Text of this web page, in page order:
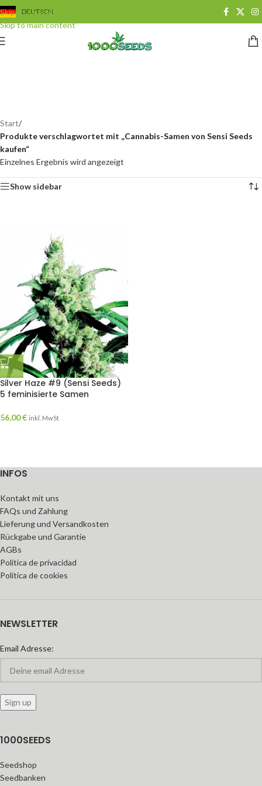
Skip to navigation
Skip to main content
DEUTSCH
Start/
Produkte verschlagwortet mit „Cannabis-Samen von Sensi Seeds
kaufen“
Einzelnes Ergebnis wird angezeigt
Show sidebar
Silver Haze #9 (Sensi Seeds)
5 feminisierte Samen
56,00€ inkl. MwSt
INFOS
Kontakt mit uns
FAQs und Zahlung
Lieferung und Versandkosten
Rückgabe und Garantie
AGBs
Política de privacidad
Política de cookies
NEWSLETTER
Email Adresse:
1000SEEDS
Seedshop
Seedbanken